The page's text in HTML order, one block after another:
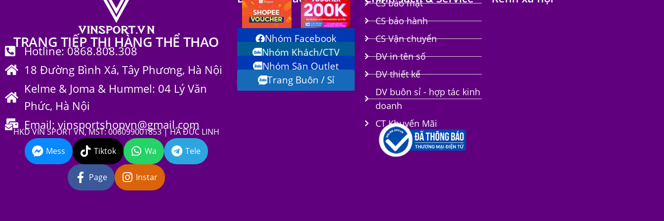
TRANG TIẾP THỊ HÀNG THỂ THAO
Hotline: 0868.808.308
18 Đường Bình Xá, Tây Phương, Hà Nội
Kelme & Joma & Hummel: 04 Lý Văn
Phức, Hà Nội
Email: vinsportshopvn@gmail.com
HKD VIN SPORT VN, MST: 006099001853 | HÀ ĐỨC LINH
Mess
Tiktok Wa Tele
Page Instar
Nhóm Facebook
Nhóm Khách/CTV
Nhóm Săn Outlet
Trang Buôn / Sỉ
CS bảo mật
CS bảo hành
CS Vận chuyển
DV in tên số
DV thiết kế
DV buôn sỉ - hợp tác kinh
doanh
CT Khuyến Mãi